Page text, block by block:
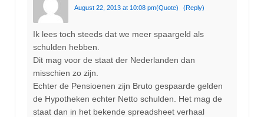
August 22, 2013 at 10:08 pm(Quote) (Reply)
Ik lees toch steeds dat we meer spaargeld als
schulden hebben.
Dit mag voor de staat der Nederlanden dan
misschien zo zijn.
Echter de Pensioenen zijn Bruto gespaarde gelden
de Hypotheken echter Netto schulden. Het mag de
staat dan in het bekende spreadsheet verhaal